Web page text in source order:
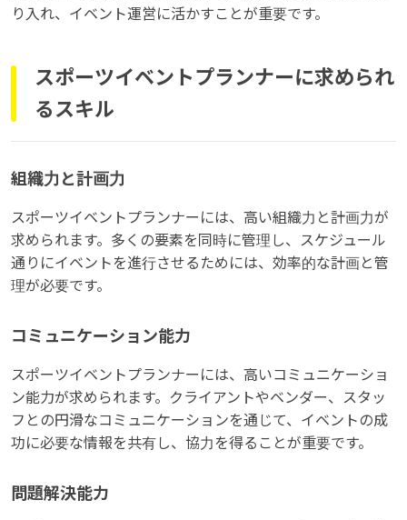
り入れ、イベント運営に活かすことが重要です。
スポーツイベントプランナーに求められ
るスキル
組織力と計画力
スポーツイベントプランナーには、高い組織力と計画力が
求められます。多くの要素を同時に管理し、スケジュール
通りにイベントを進行させるためには、効率的な計画と管
理が必要です。
コミュニケーション能力
スポーツイベントプランナーには、高いコミュニケーショ
ン能力が求められます。クライアントやベンダー、スタッ
フとの円滑なコミュニケーションを通じて、イベントの成
功に必要な情報を共有し、協力を得ることが重要です。
問題解決能力